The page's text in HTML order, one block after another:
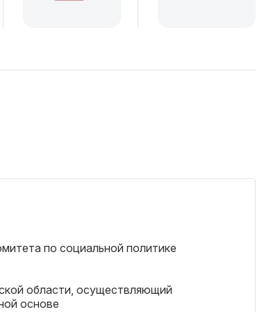
по социальной политике
области, осуществляющий
основе